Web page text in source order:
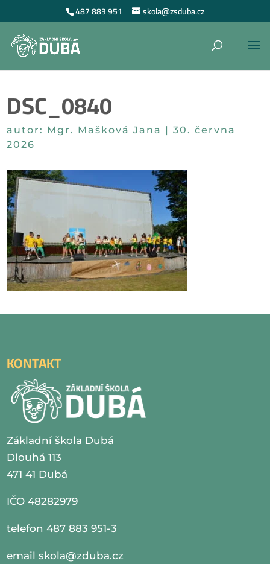
487 883 951 skola@zsduba.cz
DSC_0840
autor: Mgr. Mašková Jana |30. června
2026
KONTAKT
Základní škola Dubá
Dlouhá 113
471 41 Dubá
IČO 48282979
telefon 487 883 951-3
emailskola@zduba.cz